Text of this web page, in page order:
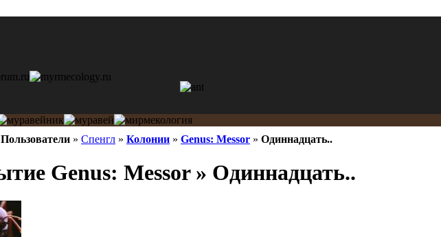
Пользователи » Спенгл » Колонии » Genus: Messor » Одиннадцать..
Genus: Messor » Одиннадцать..